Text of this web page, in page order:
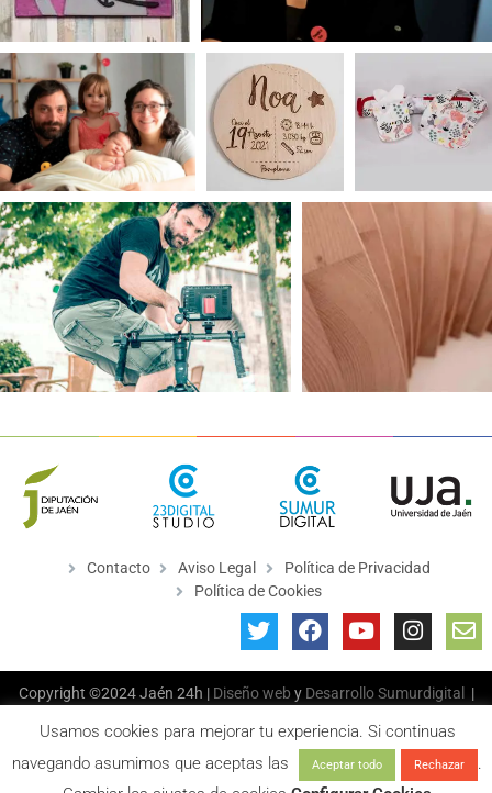
Contacto Aviso Legal
Política de Privacidad
Política de Cookies
Copyright ©2024 Jaén 24h | Diseño web y Desarrollo Sumurdigital
|
Usamos cookies para mejorar tu experiencia. Si continuas
navegando asumimos que aceptas las
Aceptar todo Rechazar
.